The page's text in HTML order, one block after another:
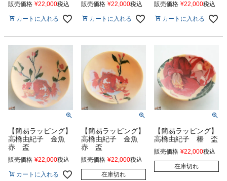
販売価格 ¥22,000税込
カートに入れる
販売価格 ¥22,000税込
カートに入れる
販売価格 ¥22,000税込
カートに入れる
【簡易ラッピング】
高橋由紀子 金魚
赤 盃
販売価格 ¥22,000税込
カートに入れる
【簡易ラッピング】
高橋由紀子 金魚
赤 盃
販売価格 ¥22,000税込
在庫切れ
【簡易ラッピング】
高橋由紀子 椿 盃
販売価格 ¥22,000税込
在庫切れ